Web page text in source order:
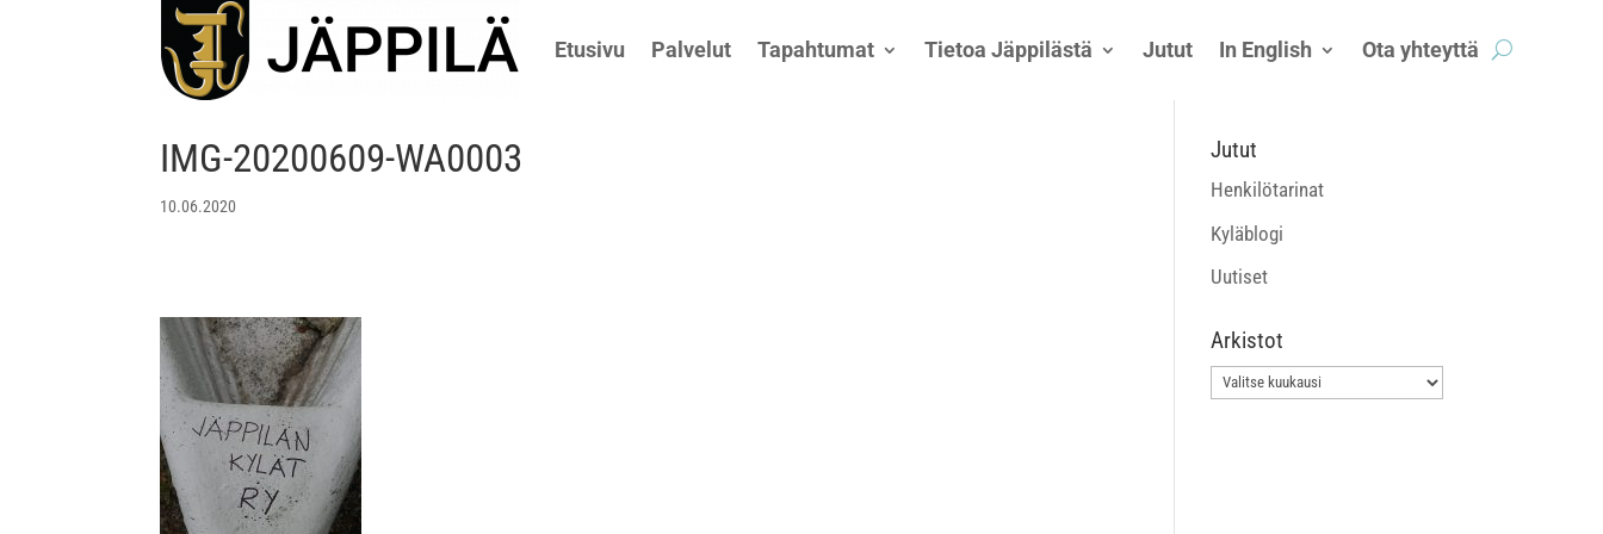
Etusivu Palvelut Tapahtumat Tietoa Jäppilästä Jutut In English Ota yhteyttä
IMG-20200609-WA0003
10.06.2020
Jutut
Henkilötarinat
Kyläblogi
Uutiset
Arkistot
Arkistot